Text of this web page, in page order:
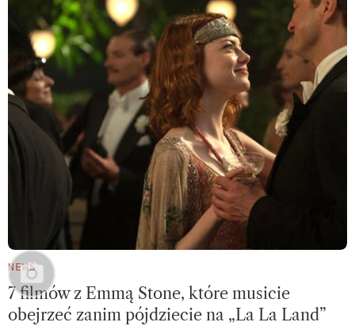
NEWS
7 filmów z Emmą Stone, które musicie
obejrzeć zanim pójdziecie na „La La Land”